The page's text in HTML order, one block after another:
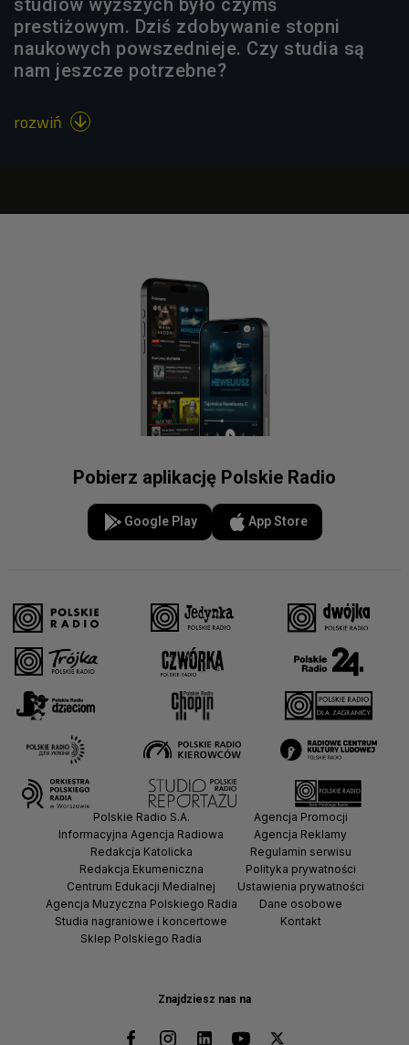
studiów wyższych było czymś
prestiżowym. Dziś zdobywanie stopni
naukowych powszednieje. Czy studia są
nam jeszcze potrzebne?
rozwiń 
Pobierz aplikację Polskie Radio
Google Play App Store
Znajdziesz nas na
Polskie Radio S.A.
Informacyjna Agencja Radiowa
Redakcja Katolicka
Redakcja Ekumeniczna
Centrum Edukacji Medialnej
Agencja Muzyczna Polskiego Radia
Studia nagraniowe i koncertowe
Sklep Polskiego Radia
Agencja Promocji
Agencja Reklamy
Regulamin serwisu
Polityka prywatności
Ustawienia prywatności
Dane osobowe
Kontakt